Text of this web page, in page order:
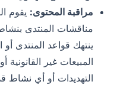
مراقبة المحتوى: يقوم
مناقشات المنتدى
ينتهك قواعد المنتدى
المبيعات غير القانونية
التهديدات أو أي نشاط